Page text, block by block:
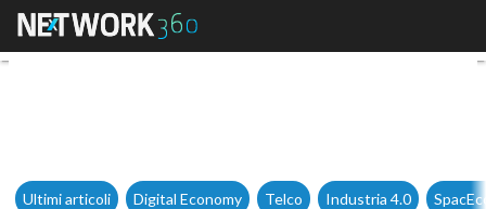
Russia, blocco di Internet nei
Ultimi articoli Digital Economy Telco Industria 4.0